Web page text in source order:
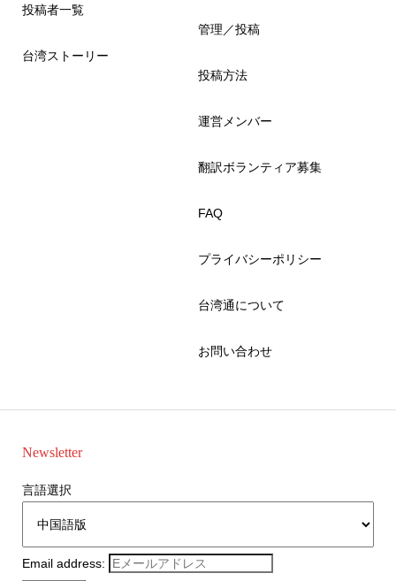
投稿者一覧
台湾ストーリー
管理／投稿
投稿方法
運営メンバー
翻訳ボランティア募集
FAQ
プライバシーポリシー
台湾通について
お問い合わせ
Newsletter
言語選択
Email address: